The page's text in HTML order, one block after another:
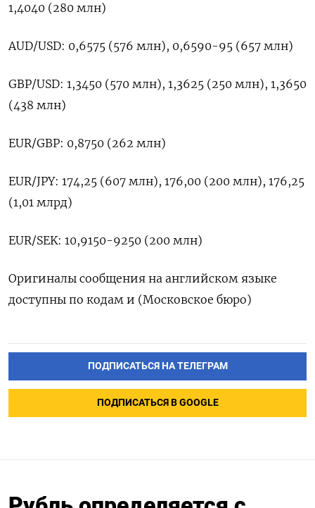
1,4040 (280 млн)
AUD/USD: 0,6575 (576 млн), 0,6590-95 (657 млн)
GBP/USD: 1,3450 (570 млн), 1,3625 (250 млн), 1,3650
(438 млн)
EUR/GBP: 0,8750 (262 млн)
EUR/JPY: 174,25 (607 млн), 176,00 (200 млн), 176,25
(1,01 млрд)
EUR/SEK: 10,9150-9250 (200 млн)
Оригиналы сообщения на английском языке
доступны по кодам и (Московское бюро)
ПОДПИСАТЬСЯ НА ТЕЛЕГРАМ
ПОДПИСАТЬСЯ В GOOGLE